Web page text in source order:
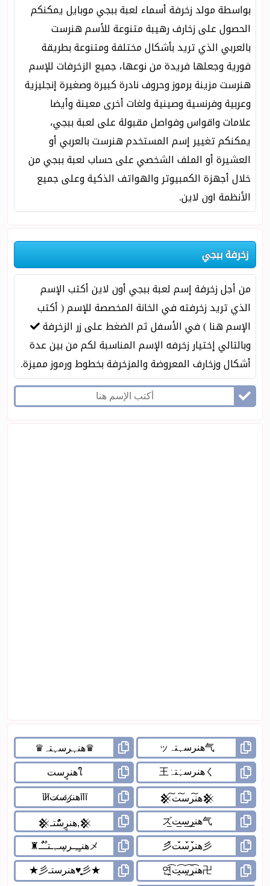
بواسطة مولد زخرفة أسماء لعبة ببجي موبايل يمكنكم
الحصول على زخارف رهيبة متنوعة للأسم هنرست
بالعربي الذي تريد بأشكال مختلفة ومتنوعة بطريقة
فورية وجعلها فريدة من نوعها، جميع الزخرفات للإسم
هنرست مزينة برموز وحروف نادرة كبيرة وصغيرة إنجليزية
وعربية وفرنسية وصينية ولغات أخرى معينة وأيضا
علامات واقواس وفواصل مقبولة على لعبة ببجي،
يمكنكم تغيير إسم المستخدم هنرست بالعربي أو
العشيرة أو الملف الشخصي على حساب لعبة ببجي من
خلال أجهزة الكمبيوتر والهواتف الذكية وعلى جميع
الأنظمة اون لاين.
زخرفة ببجي
من أجل زخرفة إسم لعبة ببجي أون لاين أكتب الإسم
الذي تريد زخرفته في الخانة المخصصة للإسم ( أكتب
الإسم هنا ) في الأسفل ثم الضغط على زر الزخرفة
وبالتالي إختيار زخرفه الإسم المناسبة لكم من بين عدة
أشكال وزخارف المعروضة والمزخرفة بخطوط ورموز مميزة.